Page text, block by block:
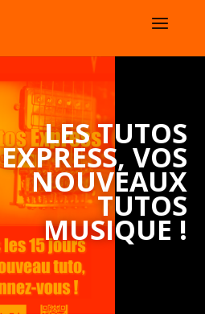
LES TUTOS
EXPRESS, VOS
NOUVEAUX
TUTOS
MUSIQUE !